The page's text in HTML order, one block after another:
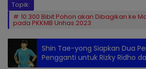
Topik:
10.300 Bibit Pohon akan Dibagikan ke
pada PKKMB Unhas 2023
Shin Tae-yong Siapkan Dua
Pengganti untuk Rizky Ridho